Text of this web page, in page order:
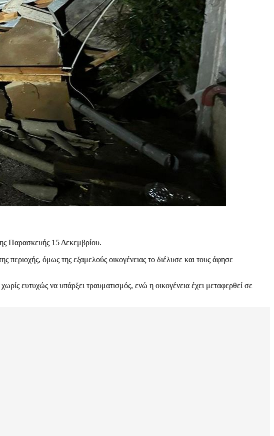
Παρασκευής 15 Δεκεμβρίου.
όμως της εξαμελούς οικογένειας το διέλυσε και τους άφησε
ευτυχώς να υπάρξει τραυματισμός, ενώ η οικογένεια έχει μεταφερθεί σε